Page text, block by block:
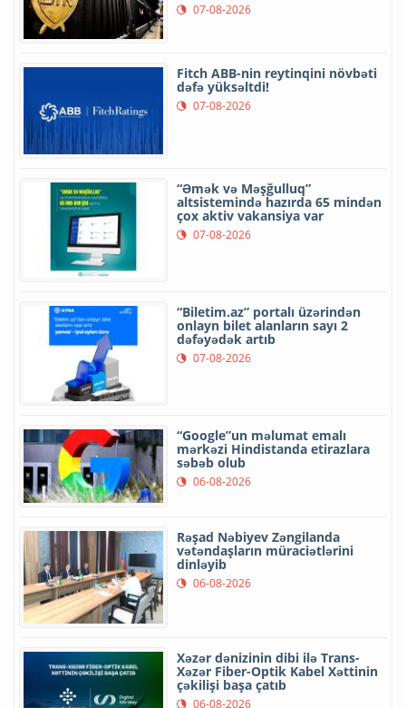
07-08-2026
Fitch ABB-nin reytinqini növbəti
dəfə yüksəltdi!
07-08-2026
“Əmək və Məşğulluq”
altsistemində hazırda 65 mindən
çox aktiv vakansiya var
07-08-2026
“Biletim.az” portalı üzərindən
onlayn bilet alanların sayı 2
dəfəyədək artıb
07-08-2026
“Google”un məlumat emalı
mərkəzi Hindistanda etirazlara
səbəb olub
06-08-2026
Rəşad Nəbiyev Zəngilanda
vətəndaşların müraciətlərini
dinləyib
06-08-2026
Xəzər dənizinin dibi ilə Trans-
Xəzər Fiber-Optik Kabel Xəttinin
çəkilişi başa çatıb
06-08-2026